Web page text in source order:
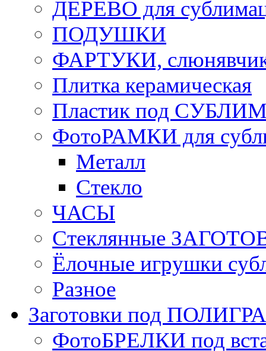
ДЕРЕВО для
ПОДУШКИ
ФАРТУКИ,
Плитка керамическая
Пластик под
ФотоРАМКИ для
Металл
Стекло
ЧАСЫ
Стеклянные
Ёлочные игрушки
Разное
Заготовки под
ФотоБРЕЛКИ под